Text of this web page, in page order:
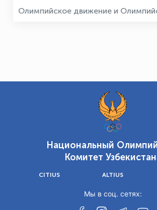
Олимпийское движение и
Национальный
Комитет
CITIUS ALTIUS
Мы в соц. сетях: